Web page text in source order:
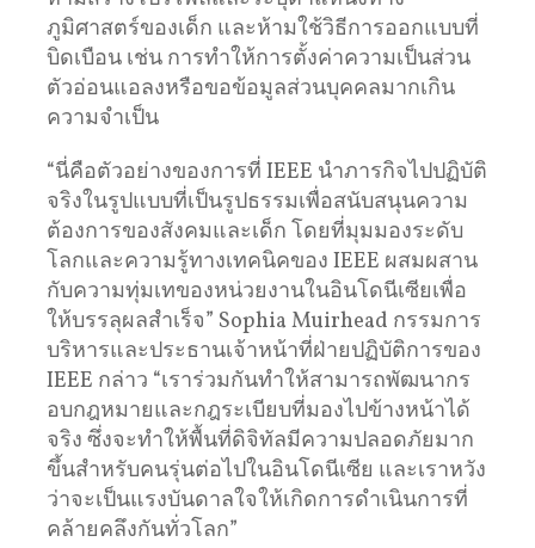
ภูมิศาสตร์ของเด็ก และห้ามใช้วิธีการออกแบบที่
บิดเบือน เช่น การทำให้การตั้งค่าความเป็นส่วน
ตัวอ่อนแอลงหรือขอข้อมูลส่วนบุคคลมากเกิน
ความจำเป็น
“นี่คือตัวอย่างของการที่ IEEE นำภารกิจไปปฏิบัติ
จริงในรูปแบบที่เป็นรูปธรรมเพื่อสนับสนุนความ
ต้องการของสังคมและเด็ก โดยที่มุมมองระดับ
โลกและความรู้ทางเทคนิคของ IEEE ผสมผสาน
กับความทุ่มเทของหน่วยงานในอินโดนีเซียเพื่อ
ให้บรรลุผลสำเร็จ” Sophia Muirhead กรรมการ
บริหารและประธานเจ้าหน้าที่ฝ่ายปฏิบัติการของ
IEEE กล่าว “เราร่วมกันทำให้สามารถพัฒนากร
อบกฎหมายและกฎระเบียบที่มองไปข้างหน้าได้
จริง ซึ่งจะทำให้พื้นที่ดิจิทัลมีความปลอดภัยมาก
ขึ้นสำหรับคนรุ่นต่อไปในอินโดนีเซีย และเราหวัง
ว่าจะเป็นแรงบันดาลใจให้เกิดการดำเนินการที่
คล้ายคลึงกันทั่วโลก”